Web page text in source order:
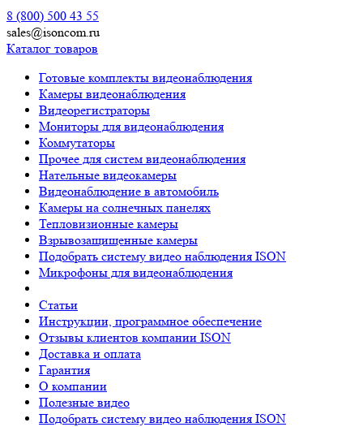
8 (800) 500 43 55
sales@isoncom.ru
Каталог товаров
Готовые комплекты видеонаблюдения
Камеры видеонаблюдения
Видеорегистраторы
Мониторы для видеонаблюдения
Коммутаторы
Прочее для систем видеонаблюдения
Нательные видеокамеры
Видеонаблюдение в автомобиль
Камеры на солнечных панелях
Тепловизионные камеры
Взрывозащищенные камеры
Подобрать систему видео наблюдения ISON
Микрофоны для видеонаблюдения
Статьи
Инструкции, программное обеспечение
Отзывы клиентов компании ISON
Доставка и оплата
Гарантия
О компании
Полезные видео
Подобрать систему видео наблюдения ISON